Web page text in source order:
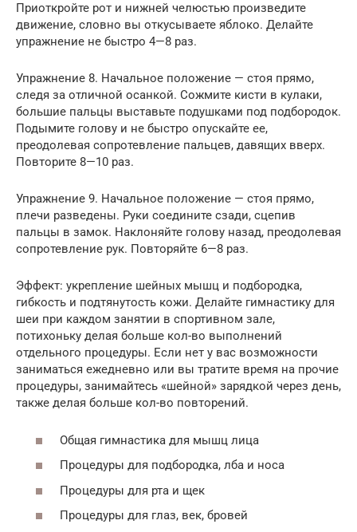
Приоткройте рот и нижней челюстью произведите
движение, словно вы откусываете яблоко. Делайте
упражнение не быстро 4—8 раз.
Упражнение 8. Начальное положение — стоя прямо,
следя за отличной осанкой. Сожмите кисти в кулаки,
большие пальцы выставьте подушками под подбородок.
Подымите голову и не быстро опускайте ее,
преодолевая сопротевление пальцев, давящих вверх.
Повторите 8—10 раз.
Упражнение 9. Начальное положение — стоя прямо,
плечи разведены. Руки соедините сзади, сцепив
пальцы в замок. Наклоняйте голову назад, преодолевая
сопротевление рук. Повторяйте 6—8 раз.
Эффект: укрепление шейных мышц и подбородка,
гибкость и подтянутость кожи. Делайте гимнастику для
шеи при каждом занятии в спортивном зале,
потихоньку делая больше кол-во выполнений
отдельного процедуры. Если нет у вас возможности
заниматься ежедневно или вы тратите время на прочие
процедуры, занимайтесь «шейной» зарядкой через день,
также делая больше кол-во повторений.
Общая гимнастика для мышц лица
Процедуры для подбородка, лба и носа
Процедуры для рта и щек
Процедуры для глаз, век, бровей